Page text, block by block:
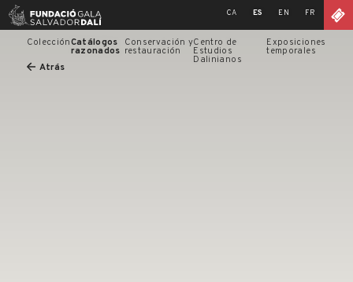
Skip
CA ES EN FR
ColecciónCatálogos
razonados
Conservación y
restauración
Centro de
Estudios
Dalinianos
Exposiciones
temporales
Atrás